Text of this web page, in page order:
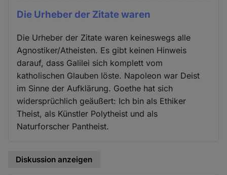
Die Urheber der Zitate waren
Die Urheber der Zitate waren keineswegs alle
Agnostiker/Atheisten. Es gibt keinen Hinweis
darauf, dass Galilei sich komplett vom
katholischen Glauben löste. Napoleon war Deist
im Sinne der Aufklärung. Goethe hat sich
widersprüchlich geäußert: Ich bin als Ethiker
Theist, als Künstler Polytheist und als
Naturforscher Pantheist.
Diskussion anzeigen